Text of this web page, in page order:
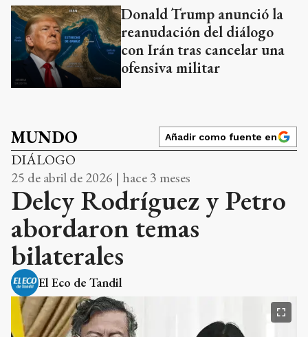
Donald Trump anunció la
reanudación del diálogo
con Irán tras cancelar una
ofensiva militar
MUNDO Añadir como fuente en
DIÁLOGO
25 de abril de 2026 | hace 3 meses
Delcy Rodríguez y Petro
abordaron temas
bilaterales
El Eco de Tandil